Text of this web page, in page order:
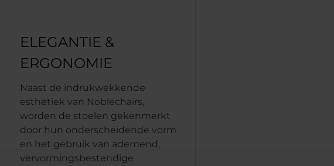
ELEGANTIE &
ERGONOMIE
Naast de indrukwekkende
esthetiek van Noblechairs,
worden de stoelen gekenmerkt
door hun onderscheidende vorm
en het gebruik van ademend,
vervormingsbestendige